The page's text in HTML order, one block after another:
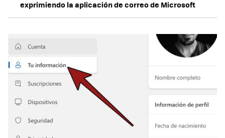
exprimiendo la aplicación de correo de Microsoft